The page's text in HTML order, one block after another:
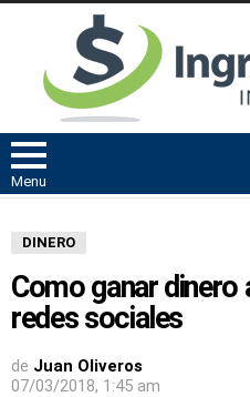
Menu
DINERO
Como ganar dinero
redes sociales
de Juan Oliveros
07/03/2018, 1:45 am